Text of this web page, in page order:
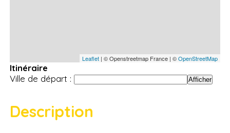
Leaflet| © Openstreetmap France | ©OpenStreetMap
Itinéraire
Ville de départ :
Description